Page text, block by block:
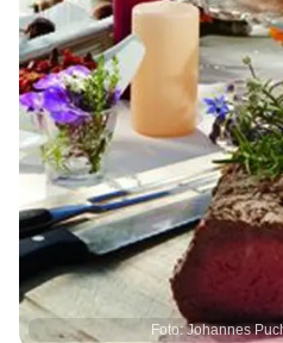
Foto: Johannes